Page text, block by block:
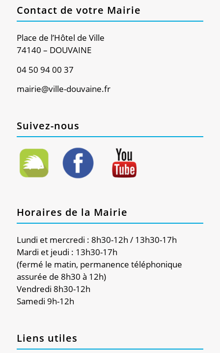
Contact de votre Mairie
Place de l’Hôtel de Ville
74140 – DOUVAINE
04 50 94 00 37
mairie@ville-douvaine.fr
Suivez-nous
Horaires de la Mairie
Lundi et mercredi : 8h30-12h / 13h30-17h
Mardi et jeudi : 13h30-17h
(fermé le matin, permanence téléphonique
assurée de 8h30 à 12h)
Vendredi 8h30-12h
Samedi 9h-12h
Liens utiles